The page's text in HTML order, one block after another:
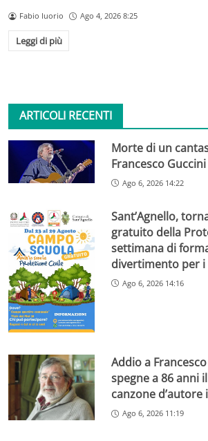
Fabio Iuorio Ago 4, 2026 8:25
Leggi di più
ARTICOLI RECENTI
Morte di un
Francesco
Ago 6, 2026 14:22
Sant’Agnello,
gratuito della
settimana di
divertimento per i
Ago 6, 2026 14:16
Addio a
spegne a 86 anni
canzone d’autore
Ago 6, 2026 11:19